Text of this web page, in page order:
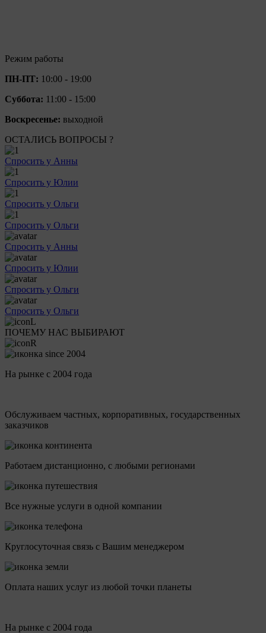
Режим работы
ПН-ПТ: 10:00 - 19:00
Суббота: 11:00 - 15:00
Воскресенье: выходной
ОСТАЛИСЬ ВОПРОСЫ ?
Спросить у Анны
Спросить у Юлии
Спросить у Ольги
Спросить у Ольги
Спросить у Анны
Спросить у Юлии
Спросить у Ольги
Спросить у Ольги
ПОЧЕМУ НАС ВЫБИРАЮТ
На рынке с 2004 года
Обслуживаем частных, корпоративных, государственных
заказчиков
Работаем дистанционно, с любыми регионами
Все нужные услуги в одной компании
Круглосуточная связь с Вашим менеджером
Оплата наших услуг из любой точки планеты
На рынке с 2004 года